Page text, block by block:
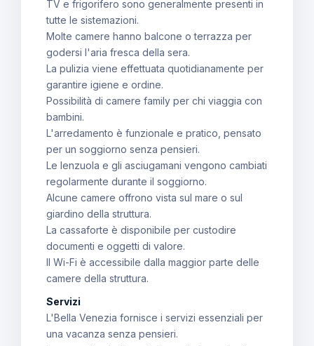
TV e frigorifero sono generalmente presenti in
tutte le sistemazioni.
Molte camere hanno balcone o terrazza per
godersi l'aria fresca della sera.
La pulizia viene effettuata quotidianamente per
garantire igiene e ordine.
Possibilità di camere family per chi viaggia con
bambini.
L'arredamento è funzionale e pratico, pensato
per un soggiorno senza pensieri.
Le lenzuola e gli asciugamani vengono cambiati
regolarmente durante il soggiorno.
Alcune camere offrono vista sul mare o sul
giardino della struttura.
La cassaforte è disponibile per custodire
documenti e oggetti di valore.
Il Wi-Fi è accessibile dalla maggior parte delle
camere della struttura.
Servizi
L'Bella Venezia fornisce i servizi essenziali per
una vacanza senza pensieri.